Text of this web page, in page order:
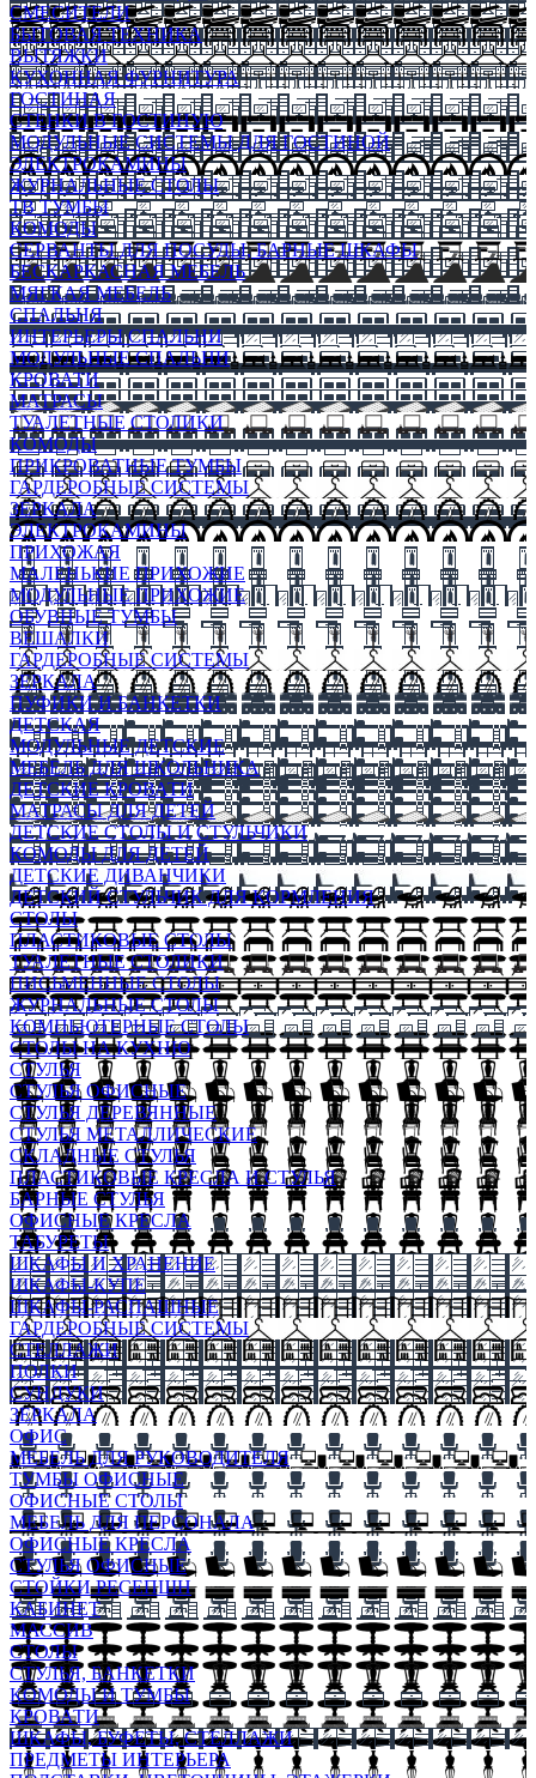
СМЕСИТЕЛИ
БЫТОВАЯ ТЕХНИКА
ВЫТЯЖКИ
КУХОННАЯ ФУРНИТУРА
ГОСТИНАЯ
СТЕНКИ В ГОСТИНУЮ
МОДУЛЬНЫЕ СИСТЕМЫ ДЛЯ ГОСТИНОЙ
ЭЛЕКТРОКАМИНЫ
ЖУРНАЛЬНЫЕ СТОЛЫ
ТВ ТУМБЫ
КОМОДЫ
СЕРВАНТЫ ДЛЯ ПОСУДЫ, БАРНЫЕ ШКАФЫ
БЕСКАРКАСНАЯ МЕБЕЛЬ
МЯГКАЯ МЕБЕЛЬ
СПАЛЬНЯ
ИНТЕРЬЕРЫ СПАЛЬНИ
МОДУЛЬНЫЕ СПАЛЬНИ
КРОВАТИ
МАТРАСЫ
ТУАЛЕТНЫЕ СТОЛИКИ
КОМОДЫ
ПРИКРОВАТНЫЕ ТУМБЫ
ГАРДЕРОБНЫЕ СИСТЕМЫ
ЗЕРКАЛА
ЭЛЕКТРОКАМИНЫ
ПРИХОЖАЯ
МАЛЕНЬКИЕ ПРИХОЖИЕ
МОДУЛЬНЫЕ ПРИХОЖИЕ
ОБУВНЫЕ ТУМБЫ
ВЕШАЛКИ
ГАРДЕРОБНЫЕ СИСТЕМЫ
ЗЕРКАЛА
ПУФИКИ И БАНКЕТКИ
ДЕТСКАЯ
МОДУЛЬНЫЕ ДЕТСКИЕ
МЕБЕЛЬ ДЛЯ ШКОЛЬНИКА
ДЕТСКИЕ КРОВАТИ
МАТРАСЫ ДЛЯ ДЕТЕЙ
ДЕТСКИЕ СТОЛЫ И СТУЛЬЧИКИ
КОМОДЫ ДЛЯ ДЕТЕЙ
ДЕТСКИЕ ДИВАНЧИКИ
ДЕТСКИЙ СТУЛЬЧИК ДЛЯ КОРМЛЕНИЯ
СТОЛЫ
ПЛАСТИКОВЫЕ СТОЛЫ
ТУАЛЕТНЫЕ СТОЛИКИ
ПИСЬМЕННЫЕ СТОЛЫ
ЖУРНАЛЬНЫЕ СТОЛЫ
КОМПЬЮТЕРНЫЕ СТОЛЫ
СТОЛЫ НА КУХНЮ
СТУЛЬЯ
СТУЛЬЯ ОФИСНЫЕ
СТУЛЬЯ ДЕРЕВЯННЫЕ
СТУЛЬЯ МЕТАЛЛИЧЕСКИЕ
СКЛАДНЫЕ СТУЛЬЯ
ПЛАСТИКОВЫЕ КРЕСЛА И СТУЛЬЯ
БАРНЫЕ СТУЛЬЯ
ОФИСНЫЕ КРЕСЛА
ТАБУРЕТЫ
ШКАФЫ И ХРАНЕНИЕ
ШКАФЫ-КУПЕ
ШКАФЫ-РАСПАШНЫЕ
ГАРДЕРОБНЫЕ СИСТЕМЫ
СТЕЛЛАЖИ
ПОЛКИ
СУНДУКИ
ЗЕРКАЛА
ОФИС
МЕБЕЛЬ ДЛЯ РУКОВОДИТЕЛЯ
ТУМБЫ ОФИСНЫЕ
ОФИСНЫЕ СТОЛЫ
МЕБЕЛЬ ДЛЯ ПЕРСОНАЛА
ОФИСНЫЕ КРЕСЛА
СТУЛЬЯ ОФИСНЫЕ
СТОЙКИ РЕСЕПШН
КАБИНЕТ
МАССИВ
СТОЛЫ
СТУЛЬЯ, БАНКЕТКИ
КОМОДЫ И ТУМБЫ
КРОВАТИ
ШКАФЫ, БУФЕТЫ, СТЕЛЛАЖИ
ПРЕДМЕТЫ ИНТЕРЬЕРА